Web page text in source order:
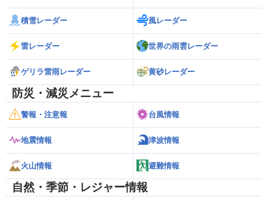
積雪レーダー 風レーダー
雷レーダー 世界の雨雲レーダー
ゲリラ雷雨レーダー 黄砂レーダー
防災・減災メニュー
警報・注意報 台風情報
地震情報 津波情報
火山情報 避難情報
自然・季節・レジャー情報